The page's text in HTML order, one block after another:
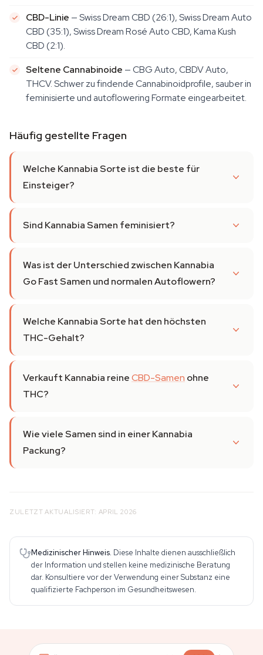
CBD-Linie — Swiss Dream CBD (26:1), Swiss Dream Auto
CBD (35:1), Swiss Dream Rosé Auto CBD, Kama Kush
CBD (2:1).
Seltene Cannabinoide — CBG Auto, CBDV Auto,
THCV. Schwer zu findende Cannabinoidprofile, sauber in
feminisierte und autoflowering Formate eingearbeitet.
Häufig gestellte Fragen
Welche Kannabia Sorte ist die beste für
Einsteiger?
Sind Kannabia Samen feminisiert?
Was ist der Unterschied zwischen Kannabia
Go Fast Samen und normalen Autoflowern?
Welche Kannabia Sorte hat den höchsten
THC-Gehalt?
Verkauft Kannabia reineCBD-Samen ohne
THC?
Wie viele Samen sind in einer Kannabia
Packung?
ZULETZT AKTUALISIERT: APRIL 2026
Medizinischer Hinweis. Diese Inhalte dienen ausschließlich
der Information und stellen keine medizinische Beratung
dar. Konsultiere vor der Verwendung einer Substanz eine
qualifizierte Fachperson im Gesundheitswesen.